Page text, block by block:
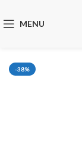
MENU
-38%